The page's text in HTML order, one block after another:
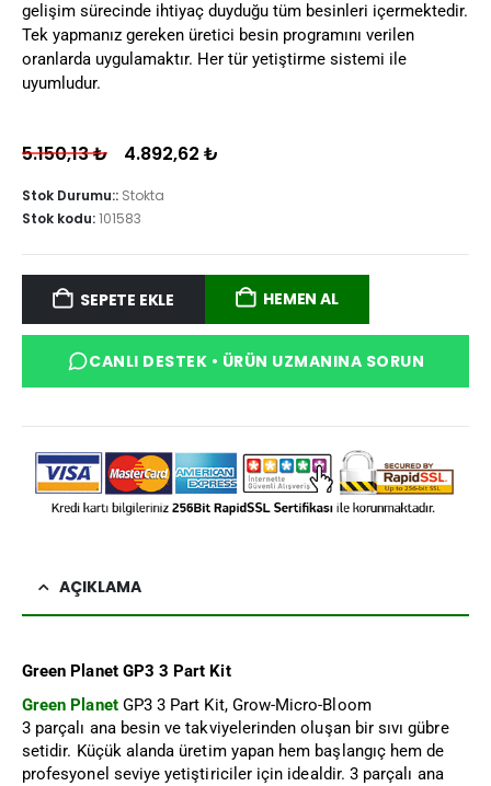
gelişim sürecinde ihtiyaç duyduğu tüm besinleri içermektedir.
Tek yapmanız gereken üretici besin programını verilen
oranlarda uygulamaktır. Her tür yetiştirme sistemi ile
uyumludur.
5.150,13₺ 4.892,62₺
Stok Durumu:: Stokta
Stok kodu:101583
SEPETE EKLE HEMEN AL
CANLI DESTEK • ÜRÜN UZMANINA SORUN
AÇIKLAMA
Green Planet GP3 3 Part Kit
Green PlanetGP3 3 Part Kit, Grow-Micro-Bloom
3 parçalı ana besin ve takviyelerinden oluşan bir sıvı gübre
setidir. Küçük alanda üretim yapan hem başlangıç hem de
profesyonel seviye yetiştiriciler için idealdir. 3 parçalı ana